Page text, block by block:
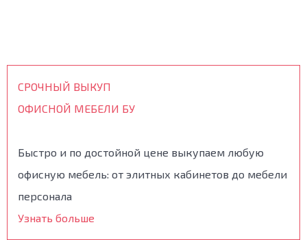
СРОЧНЫЙ ВЫКУП
ОФИСНОЙ МЕБЕЛИ БУ
Быстро и по достойной цене выкупаем любую
офисную мебель: от элитных кабинетов до мебели
персонала
Узнать больше